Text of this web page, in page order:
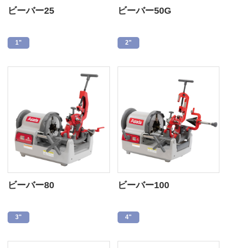
ビーバー25
1"
ビーバー50G
2"
ビーバー80
3"
ビーバー100
4"